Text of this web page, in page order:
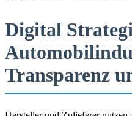
Digital
Transparenz